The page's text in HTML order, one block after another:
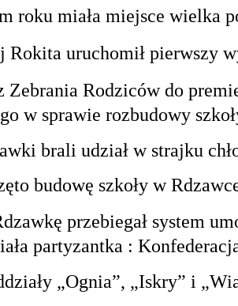
roku miała miejsce wielka
Rokita uruchomił pierwszy
Zebrania Rodziców do
w sprawie rozbudowy
brali udział w strajku
budowę szkoły w
przebiegał system
partyzantka :
„Ognia”, „Iskry” i